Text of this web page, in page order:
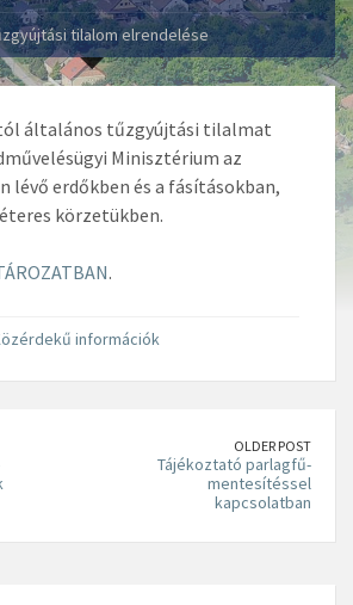
tilalom elrendelése
tól általános tűzgyújtási tilalmat
Minisztérium az
lévő erdőkben és a fásításokban,
körzetükben.
.
információk
OLDER POST
Tájékoztató parlagfű-
mentesítéssel
kapcsolatban